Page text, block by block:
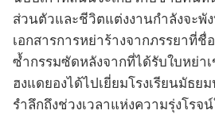
ส่วนตัวและชีวิตแต่งงานกำลังจะพั
เอกสารการหย่าร้างจากภรรยาที่ชื่
ซ้ำกรรมซัดหลังจากที่ได้รับใบหย่า
ฮงแดยองได้ไปเยี่ยมโรงเรียนมัธย
รำลึกถึงช่วงเวลาแห่งความรุ่งโรจ